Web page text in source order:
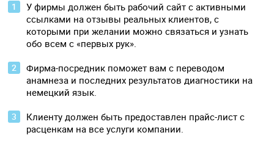
У фирмы должен быть рабочий сайт с активными
ссылками на отзывы реальных клиентов, с
которыми при желании можно связаться и узнать
обо всем с «первых рук».
Фирма-посредник поможет вам с переводом
анамнеза и последних результатов диагностики на
немецкий язык.
Клиенту должен быть предоставлен прайс-лист с
расценкам на все услуги компании.